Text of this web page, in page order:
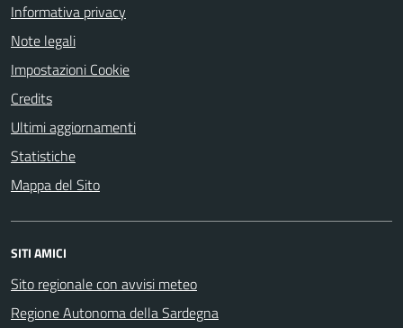
Informativa privacy
Note legali
Impostazioni Cookie
Credits
Ultimi aggiornamenti
Statistiche
Mappa del Sito
SITI AMICI
Sito regionale con avvisi meteo
Regione Autonoma della Sardegna